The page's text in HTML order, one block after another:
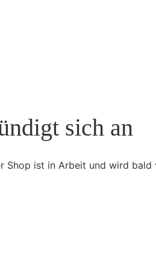
sich an
Shop ist in Arbeit und wird